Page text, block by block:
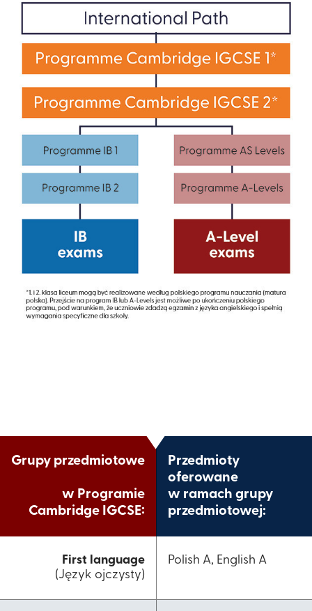
Grupy przedmiotowe
w Programie
Cambridge IGCSE:​
Przedmioty
oferowane
​w ramach grupy
przedmiotowej:​
First language
(Język ojczysty)
Polish A, English A​